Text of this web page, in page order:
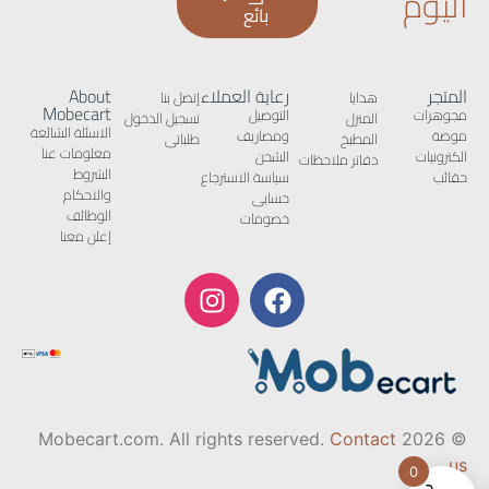
بائع
المتجر
مجوهرات
موضة
الكترونيات
حقائب
هدايا
المنزل
المطبخ
دفاتر ملاحظات
رعاية العملاء
التوصيل
ومصاريف
الشحن
سياسة الاسترجاع
حسابى
خصومات
إتصل بنا
تسجيل الدخول
طلباتى
About
Mobecart
الاسئلة الشائعة
معلومات عنا
الشروط
والاحكام
الوظائف
إعلن معنا
© 2026 Mobecart.com. All rights reserved.
Contact
us
0